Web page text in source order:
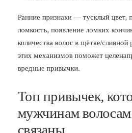
Ранние признаки — тусклый цвет,
ломкость, появление ломких
количества волос в щётке/
этих механизмов поможет
вредные привычки.
Топ привычек,
мужчинам
связаны